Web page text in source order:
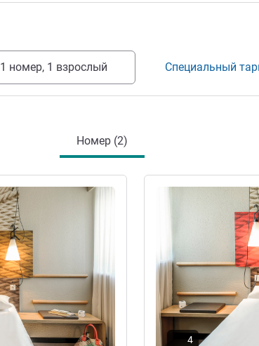
1 номер, 1 взрослый Специальный
Номер (2)
Подробная
4